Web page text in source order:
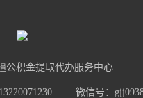
公积金提取代办服务中心
微信号：